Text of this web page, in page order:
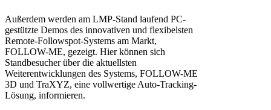
Außerdem werden am LMP-Stand laufend PC-
gestützte Demos des innovativen und flexibelsten
Remote-Followspot-Systems am Markt,
FOLLOW-ME, gezeigt. Hier können sich
Standbesucher über die aktuellsten
Weiterentwicklungen des Systems, FOLLOW-ME
3D und TraXYZ, eine vollwertige Auto-Tracking-
Lösung, informieren.